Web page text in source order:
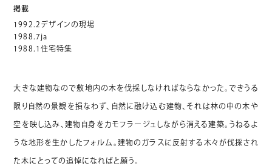
掲載
1992.2デザインの現場
1988.7ja
1988.1住宅特集
大きな建物なので敷地内の木を伐採しなければならなかった。できうる
限り自然の景観を損なわず、自然に融け込む建物、それは林の中の木や
空を映し込み、建物自身をカモフラージュしながら消える建築。うねるよ
うな地形を生かしたフォルム。建物のガラスに反射する木々が伐採され
た木にとっての追悼になればと願う。